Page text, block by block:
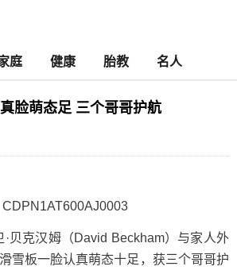
庭 健康 胎教 名人
脸萌态足 三个哥哥护航
贝克汉姆（David Beckham）与家人外
雪板一脸认真萌态十足，获三个哥哥护